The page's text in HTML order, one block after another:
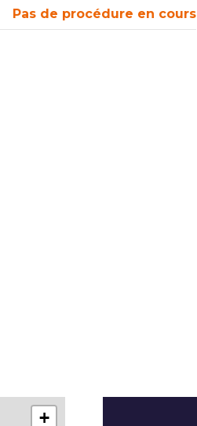
Pas de procédure en cours
+